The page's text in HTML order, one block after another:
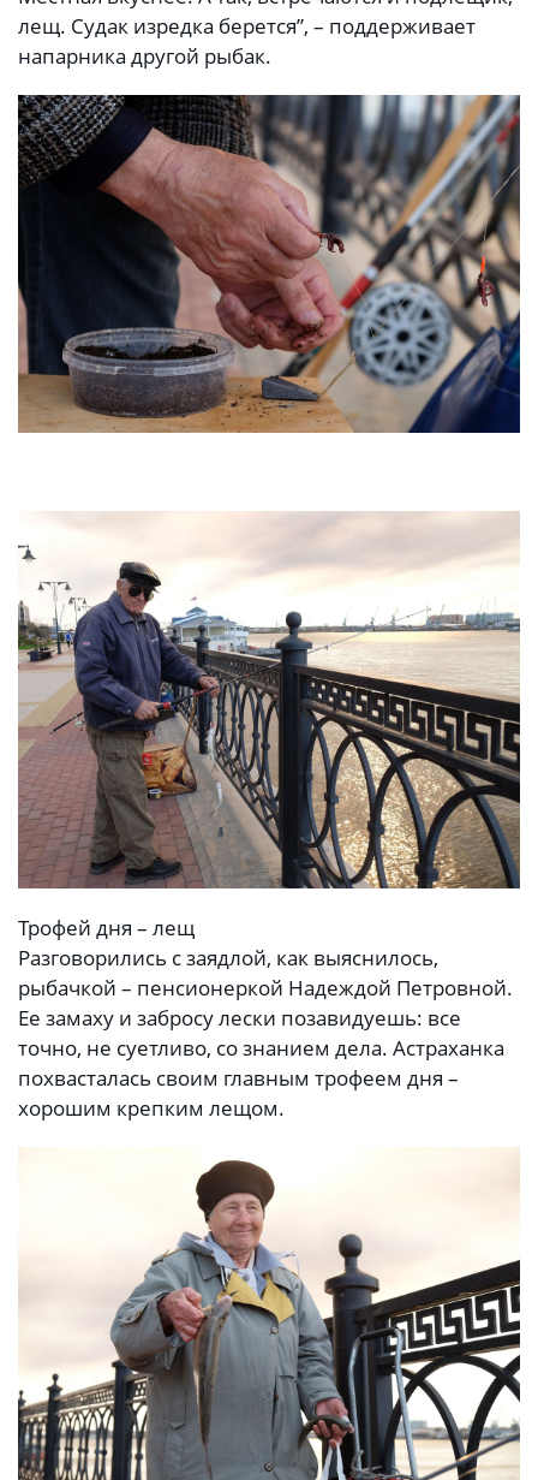
лещ. Судак изредка берется”, – поддерживает
напарника другой рыбак.
Трофей дня – лещ
Разговорились с заядлой, как выяснилось,
рыбачкой – пенсионеркой Надеждой Петровной.
Ее замаху и забросу лески позавидуешь: все
точно, не суетливо, со знанием дела. Астраханка
похвасталась своим главным трофеем дня –
хорошим крепким лещом.